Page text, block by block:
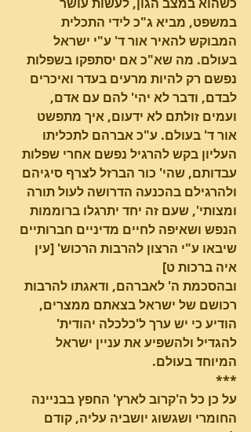
במשפט, מביא ג"כ לידי התכלית
המבוקש להאיר אור ד' ע"י ישראל
בעולם. מה שא"כ אם יסתפקו בשפלות
נפשם רק להיות מרעים בעדר ואיכרים
לבדם, ודבר לא יהי' להם עם אדם,
ועמים זולתם לא ידעום, איך מתפשט
אור ד' בעולם. ע"כ אברהם לתכליתו
העליון בקש להרגיל נפשם אחרי שפלות
עבדותם, שהי' כור הברזל לצרף סיגיהם
ולהרגילם בהכנעה הדרושה לעול תורה
ומצותי', שעם זה יחד יתרגלו ברוממות
הנפש ושאיפה לחיים מדיניים חברותיים
שיבאו ע"י הרצון להרבות הרכוש' [עין
איה ברכות ט]
ובהסכמת ה' לאברהם, ודאגתו להרבות
רכושם של ישראל בצאתם ממצרים,
הודיע כי יש ערך ל'כלכלה יהודית'
להגדיל ולהשפיע את עניין ישראל
המיוחד בעולם.
***
על כן כל ה'קרוב לארץ' החפץ בבניינה
החומרי ושגשוג יושביה עליה, קודם